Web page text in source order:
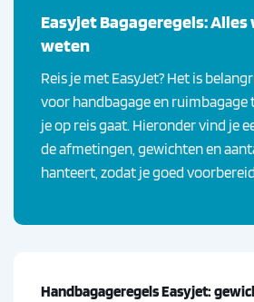
Easyjet Bagageregels:
weten
Reis je met EasyJet? Het is
voor handbagage en ruimbagage
je op reis gaat. Hieronder vind je
de afmetingen, gewichten en
hanteert, zodat je goed
Handbagageregels Easyjet: